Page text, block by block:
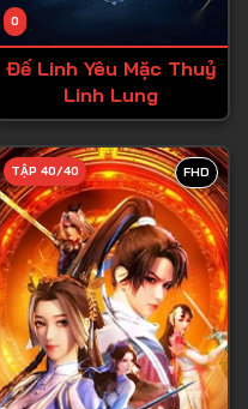
0
Đế Linh Yêu Mặc Thuỷ
Linh Lung
FHD
TẬP 40/40